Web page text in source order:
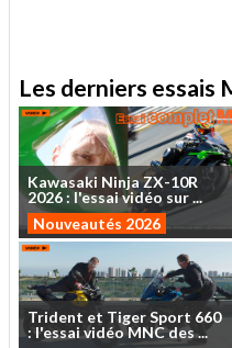
Les derniers essais
Kawasaki NinjaZX-10R
2026: l'essaividéo sur...
Nouveautés 2026
Trident et TigerSport 660
: l'essaividéo MNCdes...